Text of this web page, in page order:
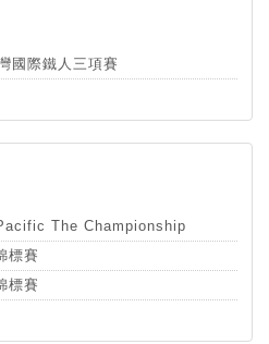
國際鐵人三項賽
The Championship
標賽
標賽